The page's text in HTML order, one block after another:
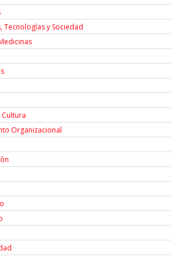
Tecnologías y Sociedad
Organizacional